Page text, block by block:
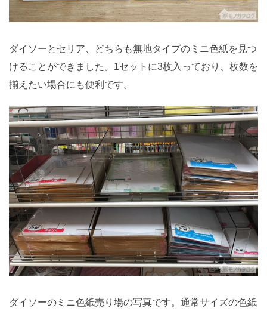
ダイソーとセリア、どちらも無地タイプのミニ色紙を見つ
けることができました。1セットに3枚入っており、枚数を
揃えたい場合にも便利です。
ダイソーのミニ色紙売り場の写真です。通常サイズの色紙